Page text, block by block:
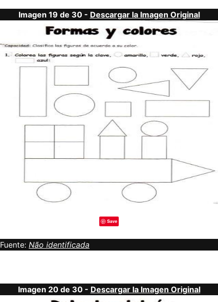
Imagen 19 de 30 - Descargar la Imagen Original
Save
Fuente: Não identificada
Imagen 20 de 30 - Descargar la Imagen Original